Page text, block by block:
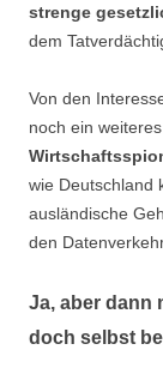
strenge
dem
Von den
noch ein
wie Deutschland
ausländische
den
Ja, aber dann
doch selbst